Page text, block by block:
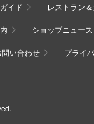
イド レストラン
ショップニュース
問い合わせ プライ